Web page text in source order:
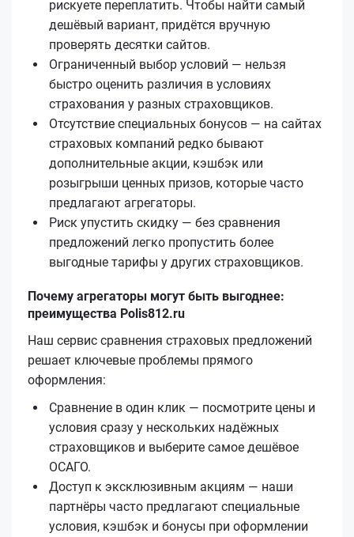
рискуете переплатить. Чтобы найти самый
дешёвый вариант, придётся вручную
проверять десятки сайтов.
Ограниченный выбор условий — нельзя
быстро оценить различия в условиях
страхования у разных страховщиков.
Отсутствие специальных бонусов — на сайтах
страховых компаний редко бывают
дополнительные акции, кэшбэк или
розыгрыши ценных призов, которые часто
предлагают агрегаторы.
Риск упустить скидку — без сравнения
предложений легко пропустить более
выгодные тарифы у других страховщиков.
Почему агрегаторы могут быть выгоднее:
преимущества Polis812.ru
Наш сервис сравнения страховых предложений
решает ключевые проблемы прямого
оформления:
Сравнение в один клик — посмотрите цены и
условия сразу у нескольких надёжных
страховщиков и выберите самое дешёвое
ОСАГО.
Доступ к эксклюзивным акциям — наши
партнёры часто предлагают специальные
условия, кэшбэк и бонусы при оформлении